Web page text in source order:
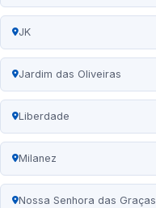
JK
Jardim das Oliveiras
Liberdade
Milanez
Nossa Senhora das Graças